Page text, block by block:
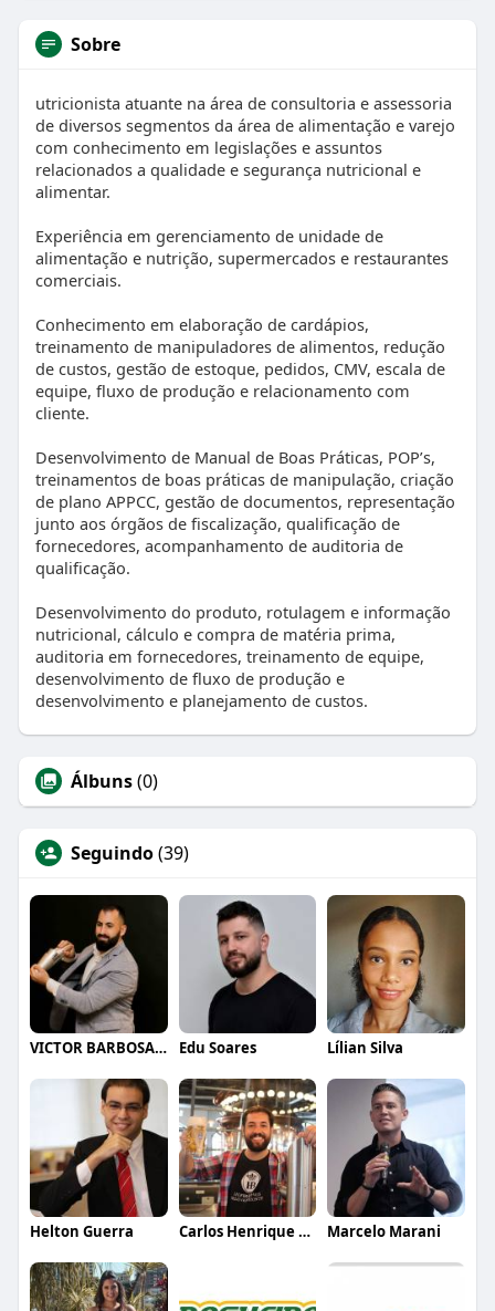
Sobre
utricionista atuante na área de consultoria e assessoria
de diversos segmentos da área de alimentação e varejo
com conhecimento em legislações e assuntos
relacionados a qualidade e segurança nutricional e
alimentar.
Experiência em gerenciamento de unidade de
alimentação e nutrição, supermercados e restaurantes
comerciais.
Conhecimento em elaboração de cardápios,
treinamento de manipuladores de alimentos, redução
de custos, gestão de estoque, pedidos, CMV, escala de
equipe, fluxo de produção e relacionamento com
cliente.
Desenvolvimento de Manual de Boas Práticas, POP’s,
treinamentos de boas práticas de manipulação, criação
de plano APPCC, gestão de documentos, representação
junto aos órgãos de fiscalização, qualificação de
fornecedores, acompanhamento de auditoria de
qualificação.
Desenvolvimento do produto, rotulagem e informação
nutricional, cálculo e compra de matéria prima,
auditoria em fornecedores, treinamento de equipe,
desenvolvimento de fluxo de produção e
desenvolvimento e planejamento de custos.
Álbuns(0)
Seguindo(39)
VICTOR BARBOSA QUARANTA Edu Soares Lílian Silva
Helton Guerra Carlos Henrique de Faria Vasconcelos Marcelo Marani